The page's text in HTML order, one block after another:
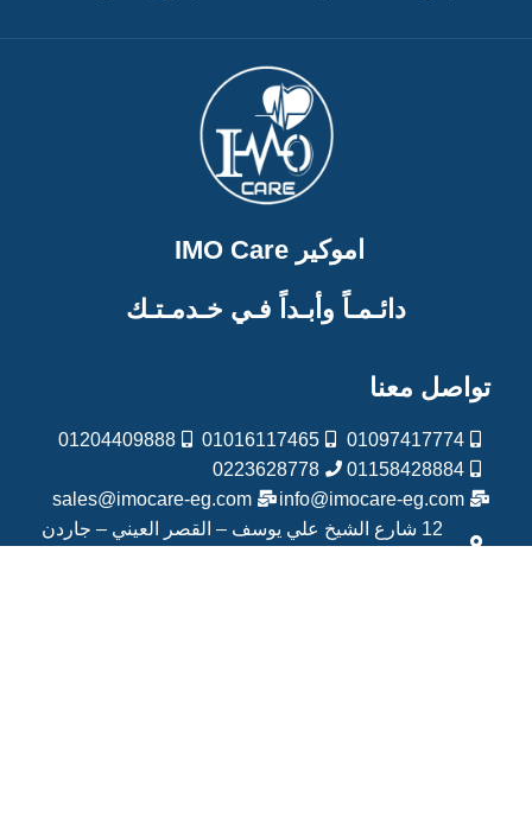
اموكير IMO Care
دائـمـاً وأبـداً فـي خـدمـتـك
تواصل معنا
01097417774
01016117465
01204409888
01158428884
0223628778
info@imocare-eg.com
sales@imocare-eg.com
12 شارع الشيخ علي يوسف – القصر العيني – جاردن